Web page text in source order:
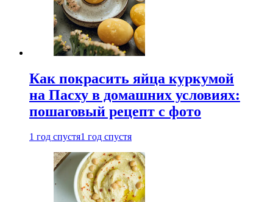
Как покрасить яйца куркумой
на Пасху в домашних условиях:
пошаговый рецепт с фото
1 год спустя1 год спустя